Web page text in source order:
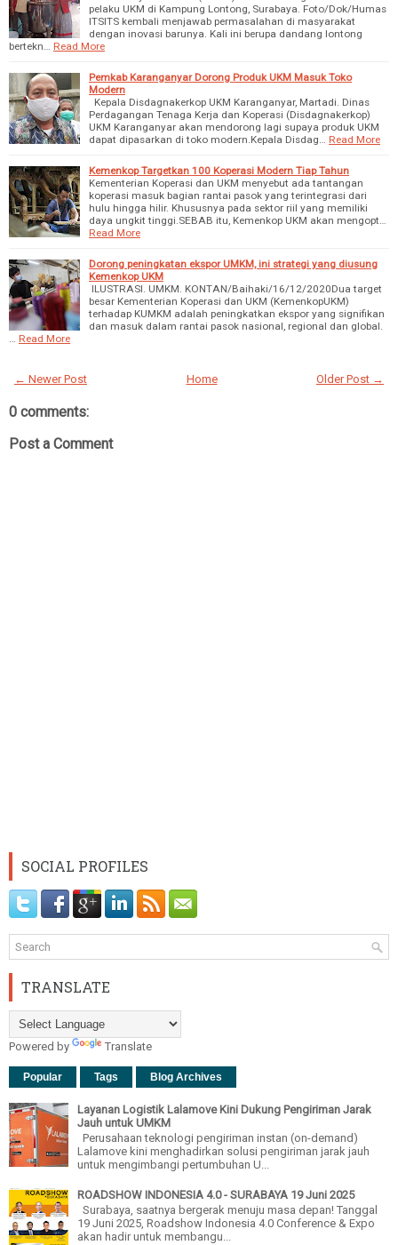
pelaku UKM di Kampung Lontong, Surabaya. Foto/Dok/Humas
ITSITS kembali menjawab permasalahan di masyarakat
dengan inovasi barunya. Kali ini berupa dandang lontong
bertekn…
Read More
Pemkab Karanganyar Dorong Produk UKM Masuk Toko
Modern
Kepala Disdagnakerkop UKM Karanganyar, Martadi. Dinas
Perdagangan Tenaga Kerja dan Koperasi (Disdagnakerkop)
UKM Karanganyar akan mendorong lagi supaya produk UKM
dapat dipasarkan di toko modern.Kepala Disdag…
Read More
Kemenkop Targetkan 100 Koperasi Modern Tiap Tahun
Kementerian Koperasi dan UKM menyebut ada tantangan
koperasi masuk bagian rantai pasok yang terintegrasi dari
hulu hingga hilir. Khususnya pada sektor riil yang memiliki
daya ungkit tinggi.SEBAB itu, Kemenkop UKM akan mengopt…
Read More
Dorong peningkatan ekspor UMKM, ini strategi yang diusung
Kemenkop UKM
ILUSTRASI. UMKM. KONTAN/Baihaki/16/12/2020Dua target
besar Kementerian Koperasi dan UKM (KemenkopUKM)
terhadap KUMKM adalah peningkatkan ekspor yang signifikan
dan masuk dalam rantai pasok nasional, regional dan global.
Read More
← Newer Post Older Post →
Home
0 comments:
Post a Comment
SOCIAL PROFILES
TRANSLATE
Powered by Translate
Popular Tags Blog Archives
Layanan Logistik Lalamove Kini Dukung Pengiriman Jarak
Jauh untuk UMKM
Perusahaan teknologi pengiriman instan (on-demand)
Lalamove kini menghadirkan solusi pengiriman jarak jauh
untuk mengimbangi pertumbuhan U...
ROADSHOW INDONESIA 4.0 - SURABAYA 19 Juni 2025
Surabaya, saatnya bergerak menuju masa depan! Tanggal
19 Juni 2025, Roadshow Indonesia 4.0 Conference & Expo
akan hadir untuk membangu...